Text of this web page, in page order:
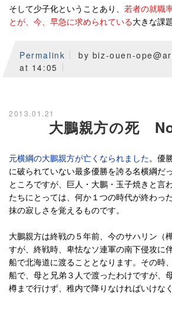
そして少子化ということあり、 若者の就職
とが、今、早急に求められている大きな課
Permalink
by biz-ouen-
at 14:05
2013.01.21
大鵬親方の死
元横綱の大鵬親方が亡くなられました。優
に破られていない最多優勝を誇る名横綱だ
ところですが、巨人・大鵬・玉子焼きと言
たちにとっては、何か１つの時代が終わっ
抹の寂しさを覚えるものです。
大鵬親方は終戦の５年前、今のサハリン（
すが、終戦時、卑怯なソ連軍の南下侵攻に
船で北海道に渡ることとなります。その時
船で、母と兄弟３人で渡ったわけですが、
樽まで行けず、稚内で降りなければいけな